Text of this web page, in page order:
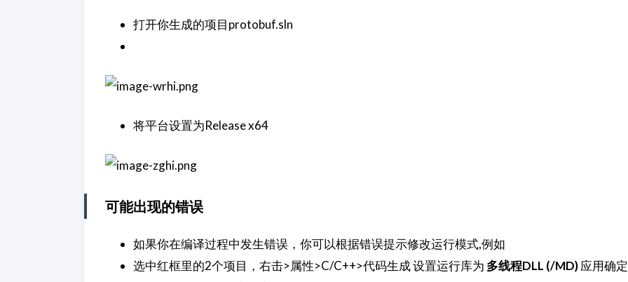
打开你生成的项目protobuf.sln
将平台设置为Release x64
可能出现的错误
如果你在编译过程中发生错误，你可以根据错误提示修改运行模式,例如
选中红框里的2个项目，右击>属性>C/C++>代码生成 设置运行库为 多线程DLL (/MD)应用确定